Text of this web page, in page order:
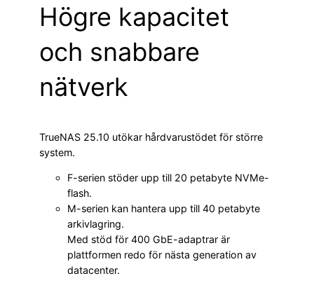
Högre kapacitet
och snabbare
nätverk
TrueNAS 25.10 utökar hårdvarustödet för större
system.
F-serien stöder upp till 20 petabyte NVMe-
flash.
M-serien kan hantera upp till 40 petabyte
arkivlagring.
Med stöd för 400 GbE-adaptrar är
plattformen redo för nästa generation av
datacenter.